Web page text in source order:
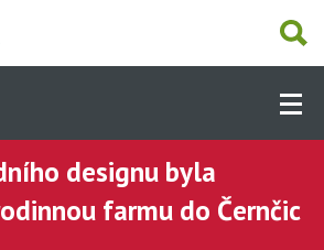
designu byla
farmu do Černčic